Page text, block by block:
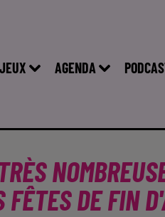
JEUX AGENDA
FÊTES DE FIN